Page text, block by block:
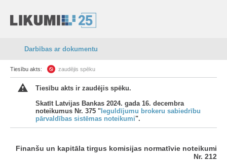
Darbības ar dokumentu
Tiesību akts: zaudējis spēku
Tiesību akts ir zaudējis spēku.
Skatīt Latvijas Bankas 2024. gada 16. decembra
noteikumus Nr. 375 " Ieguldījumu brokeru sabiedrību
pārvaldības sistēmas noteikumi".
Finanšu un kapitāla tirgus komisijas normatīvie noteikumi
Nr. 212